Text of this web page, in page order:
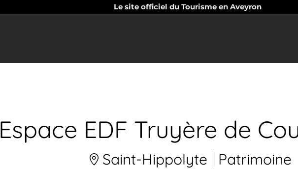
Le site officiel du Tourisme en Aveyron
Espace EDF Truyère de
Saint-Hippolyte Patrimoine